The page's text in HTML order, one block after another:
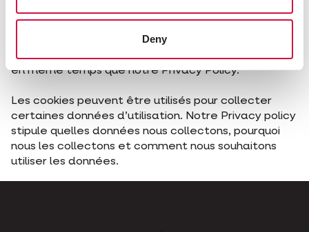
Deny
Vous êtes tenu de toujours lire cette Cookie policy
en même temps que notre Privacy Policy.
Les cookies peuvent être utilisés pour collecter
certaines données d’utilisation. Notre Privacy policy
stipule quelles données nous collectons, pourquoi
nous les collectons et comment nous souhaitons
utiliser les données.